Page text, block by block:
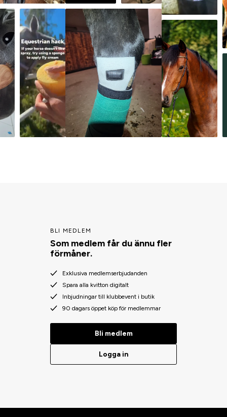
BLI MEDLEM
Som medlem får du ännu fler
förmåner.
Exklusiva medlemserbjudanden
Spara alla kvitton digitalt
Inbjudningar till klubbevent i butik
90 dagars öppet köp för medlemmar
Bli medlem
Logga in